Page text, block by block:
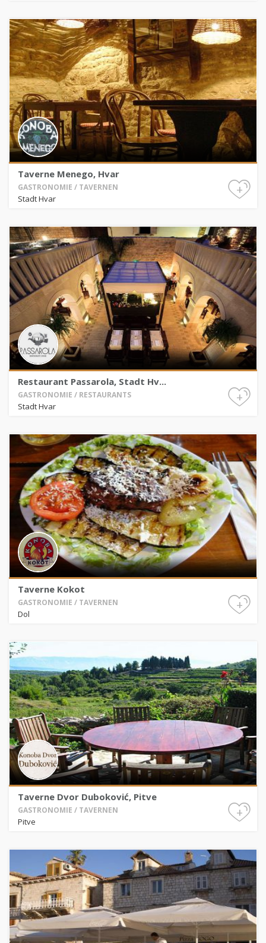
Taverne Menego, Hvar
GASTRONOMIE / TAVERNEN
Stadt Hvar
+
Restaurant Passarola, Stadt Hv...
GASTRONOMIE / RESTAURANTS
Stadt Hvar
+
Taverne Kokot
GASTRONOMIE / TAVERNEN
Dol
+
Taverne Dvor Duboković, Pitve
GASTRONOMIE / TAVERNEN
Pitve
+